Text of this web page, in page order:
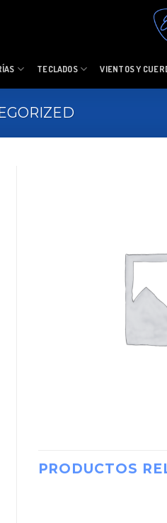
TECLADOS VIENTOS Y
PRODUCTOS